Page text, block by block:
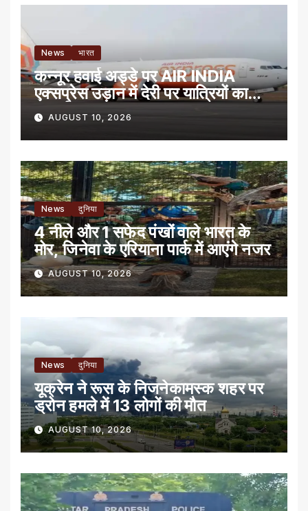
News भारत
कन्नूर हवाई अड्डे पर AIR INDIA
एक्सप्रेस उड़ान में देरी पर यात्रियों का
प्रदर्शन
AUGUST 10, 2026
News दुनिया
4 नीले और 1 सफेद पंखों वाले भारत के
मोर, जिनेवा के एरियाना पार्क में आएंगे नजर
AUGUST 10, 2026
News दुनिया
यूक्रेन ने रूस के निजनेकामस्क शहर पर
ड्रोन हमले में 13 लोगों की मौत
AUGUST 10, 2026